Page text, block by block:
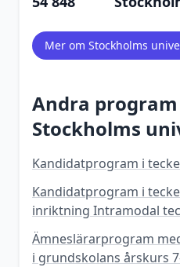
Mer om Stockholms
Andra program
Stockholms
Kandidatprogram i
Kandidatprogram i
inriktning Intramodal
Ämneslärarprogram
i grundskolans årskurs